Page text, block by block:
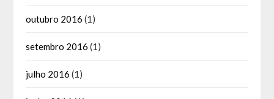
outubro 2016 (1)
setembro 2016 (1)
julho 2016 (1)